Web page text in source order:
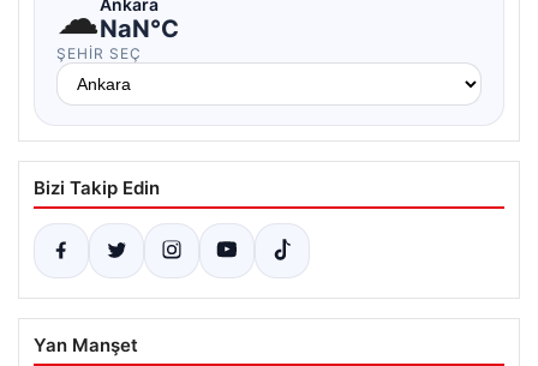
☁NaN°C
ŞEHIR SEÇ
Bizi Takip Edin
Yan Manşet